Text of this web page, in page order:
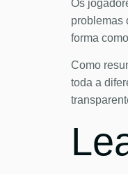
Os
problemas
forma
Como
toda a